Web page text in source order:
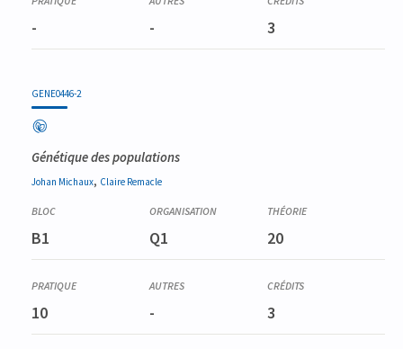
- - 3
GENE0446-2
Génétique des populations
Johan Michaux, Claire Remacle
B1 Q1 20
10 - 3